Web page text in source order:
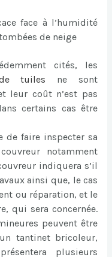
face à l’humidité
de neige
cités, les
tuiles
ne sont
leur coût n’est pas
certains cas être
de faire inspecter sa
notamment
indiquera s’il
ainsi que, le cas
ou réparation, et le
qui sera concernée.
peuvent être
tantinet bricoleur,
plusieurs